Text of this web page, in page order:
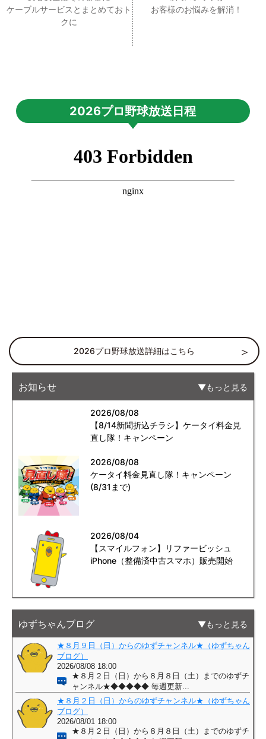
ケーブルサービスとまとめておト
クに
お客様のお悩みを解消！
2026プロ野球放送日程
2026プロ野球放送詳細はこちら
お知らせ もっと見る
2026/08/08
【8/14新聞折込チラシ】ケータイ料金見
直し隊！キャンペーン
2026/08/08
ケータイ料金見直し隊！キャンペーン
(8/31まで)
2026/08/04
【スマイルフォン】リファービッシュ
iPhone（整備済中古スマホ）販売開始
ゆずちゃんブログ もっと見る